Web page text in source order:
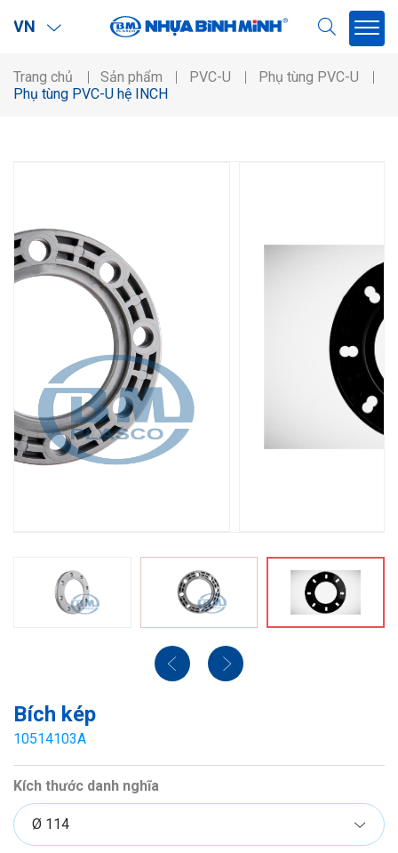
VN
Trang chủ Sản phẩm PVC-U
Phụ tùng PVC-U
Phụ tùng PVC-U hệ INCH
Bích kép
10514103A
Kích thước danh nghĩa